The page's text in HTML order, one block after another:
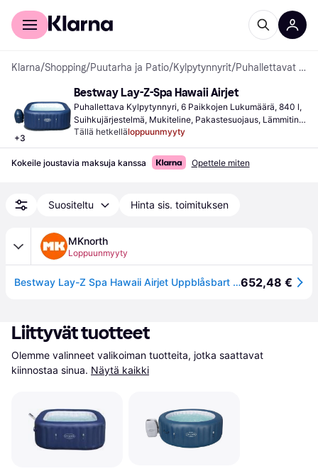
Kuluttajille
Klarna/Shopping/Puutarha ja Patio/Kylpytynnyrit/ Puhallettavat Kylpytynnyrit
+3
Bestway Lay-Z-Spa Hawaii Airjet
Puhallettava Kylpytynnyri, 6 Paikkojen Lukumäärä, 840 l,
Suihkujärjestelmä, Mukiteline, Pakastesuojaus, Lämmitin,
PVC
Tällä hetkelläloppuunmyyty
Kokeile joustavia maksuja kanssa Opettele miten
Suositeltu Hinta sis. toimituksen
MKnorth
Loppuunmyyty
Bestway Lay-Z Spa Hawaii Airjet Uppblåsbart spabad652,48 €
Liittyvät tuotteet
Olemme valinneet valikoiman tuotteita, jotka saattavat
kiinnostaa sinua. Näytä kaikki